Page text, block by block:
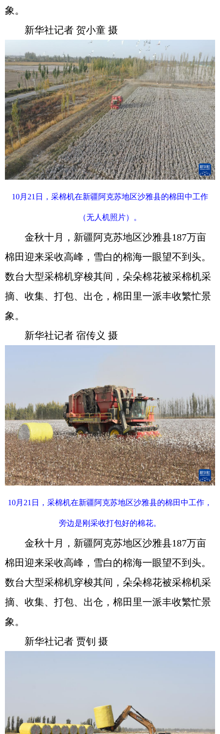
象。
新华社记者 贺小童 摄
10月21日，采棉机在新疆阿克苏地区沙雅县的棉田中工作
（无人机照片）。
金秋十月，新疆阿克苏地区沙雅县187万亩
棉田迎来采收高峰，雪白的棉海一眼望不到头。
数台大型采棉机穿梭其间，朵朵棉花被采棉机采
摘、收集、打包、出仓，棉田里一派丰收繁忙景
象。
新华社记者 宿传义 摄
10月21日，采棉机在新疆阿克苏地区沙雅县的棉田中工作，
旁边是刚采收打包好的棉花。
金秋十月，新疆阿克苏地区沙雅县187万亩
棉田迎来采收高峰，雪白的棉海一眼望不到头。
数台大型采棉机穿梭其间，朵朵棉花被采棉机采
摘、收集、打包、出仓，棉田里一派丰收繁忙景
象。
新华社记者 贾钊 摄